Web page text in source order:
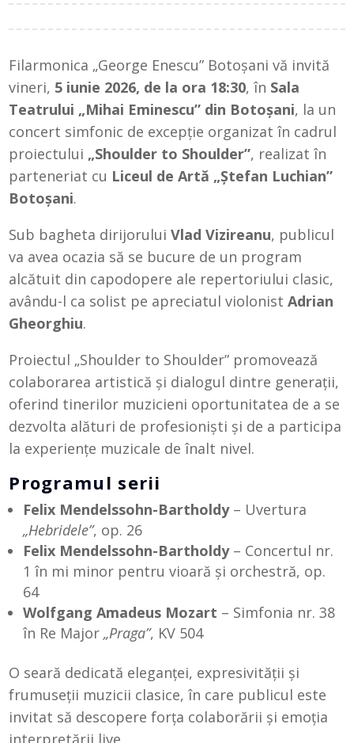
Filarmonica „George Enescu” Botoșani vă invită
vineri, 5 iunie 2026, de la ora 18:30, în Sala
Teatrului „Mihai Eminescu” din Botoșani, la un
concert simfonic de excepție organizat în cadrul
proiectului „Shoulder to Shoulder”, realizat în
parteneriat cu Liceul de Artă „Ștefan Luchian”
Botoșani.
Sub bagheta dirijoruluiVlad Vizireanu, publicul
va avea ocazia să se bucure de un program
alcătuit din capodopere ale repertoriului clasic,
avându-l ca solist pe apreciatul violonistAdrian
Gheorghiu.
Proiectul „Shoulder to Shoulder” promovează
colaborarea artistică și dialogul dintre generații,
oferind tinerilor muzicieni oportunitatea de a se
dezvolta alături de profesioniști și de a participa
la experiențe muzicale de înalt nivel.
Programul serii
Felix Mendelssohn-Bartholdy– Uvertura
„Hebridele”, op. 26
Felix Mendelssohn-Bartholdy– Concertul nr.
1 în mi minor pentru vioară și orchestră, op.
64
Wolfgang Amadeus Mozart – Simfonia nr. 38
în Re Major„Praga”, KV 504
O seară dedicată eleganței, expresivității și
frumuseții muzicii clasice, în care publicul este
invitat să descopere forța colaborării și emoția
interpretării live.